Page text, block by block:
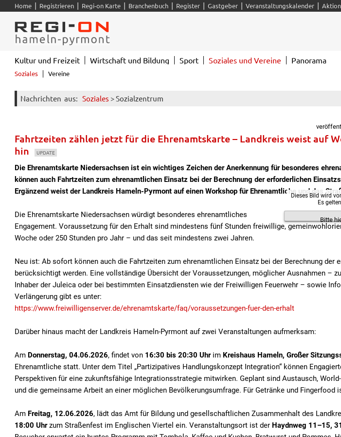
Nachrichten aus: Soziales > Sozialzentrum
Fahrtzeiten zählen jetzt für die Ehrenamtskarte – Landkreis weist auf
hin
UPDATE
Die Ehrenamtskarte Niedersachsen ist ein wichtiges Zeichen der Anerkennung für besonderes
können auch Fahrtzeiten zum ehrenamtlichen Einsatz bei der Berechnung der erforderlichen
Ergänzend weist der Landkreis Hameln-Pyrmont auf einen Workshop für Ehrenamtliche und das
Bitte
Dieses Bild wird
Es
Die Ehrenamtskarte Niedersachsen würdigt besonderes ehrenamtliches
Engagement. Voraussetzung für den Erhalt sind mindestens fünf Stunden freiwillige,
Woche oder 250 Stunden pro Jahr – und das seit mindestens zwei Jahren.
Neu ist: Ab sofort können auch die Fahrtzeiten zum ehrenamtlichen Einsatz bei der Berechnung der
berücksichtigt werden. Eine vollständige Übersicht der Voraussetzungen, möglicher Ausnahmen –
Inhaber der Juleica oder bei bestimmten Einsatzdiensten wie der Freiwilligen Feuerwehr – sowie
Verlängerung gibt es unter:
https://www.freiwilligenserver.de/ehrenamtskarte/faq/voraussetzungen-fuer-den-erhalt
Darüber hinaus macht der Landkreis Hameln-Pyrmont auf zwei Veranstaltungen aufmerksam:
Am Donnerstag, 04.06.2026, findet von 16:30 bis 20:30 Uhrim Kreishaus Hameln, Großer
Ehrenamtliche statt. Unter dem Titel „Partizipatives Handlungskonzept Integration“ können
Perspektiven für eine zukunftsfähige Integrationsstrategie mitwirken. Geplant sind Austausch,
und die gemeinsame Arbeit an einer möglichen Bevölkerungsumfrage. Für Getränke und Fingerfood
Am Freitag, 12.06.2026, lädt das Amt für Bildung und gesellschaftlichen Zusammenhalt des
18:00 Uhrzum Straßenfest im Englischen Viertel ein. Veranstaltungsort ist der Haydnweg 11–15,
Home | Registrieren | Regi-on Karte | Branchenbuch | Register | Gastgeber | Veranstaltungskalender |
Kultur und Freizeit Wirtschaft und Bildung Sport Soziales und Vereine
Soziales Vereine
Panorama